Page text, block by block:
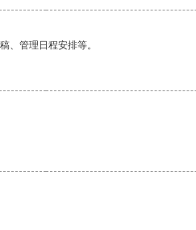
、管理日程安排等。